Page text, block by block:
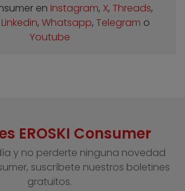
en Instagram, X, Threads,
Linkedin, Whatsapp, Telegram o
Youtube
EROSKI Consumer
y no perderte ninguna novedad
suscríbete nuestros boletines
gratuitos.